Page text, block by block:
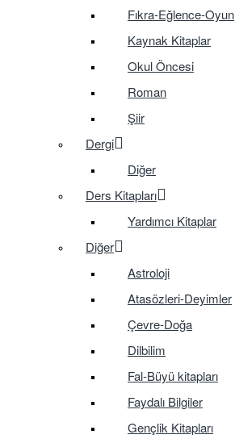
Fıkra-Eğlence-Oyun
Kaynak Kitaplar
Okul Öncesi
Roman
Şiir
Dergi
Diğer
Ders Kitapları
Yardımcı Kitaplar
Diğer
Astroloji
Atasözleri-Deyimler
Çevre-Doğa
Dilbilim
Fal-Büyü kitapları
Faydalı Bilgiler
Gençlik Kitapları